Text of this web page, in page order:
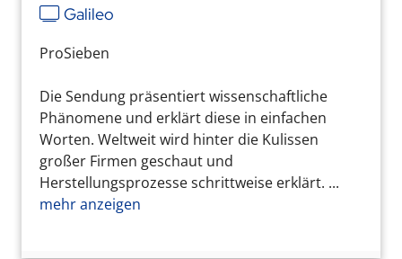
Galileo
ProSieben
Die Sendung präsentiert wissenschaftliche
Phänomene und erklärt diese in einfachen
Worten. Weltweit wird hinter die Kulissen
großer Firmen geschaut und
Herstellungsprozesse schrittweise erklärt. ...
mehr anzeigen